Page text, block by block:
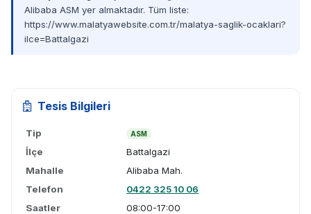
Alibaba ASM yer almaktadır. Tüm liste:
https://www.malatyawebsite.com.tr/malatya-saglik-ocaklari?
ilce=Battalgazi
Tesis Bilgileri
Tip ASM
İlçe
Battalgazi
Mahalle
Alibaba Mah.
Telefon
0422 325 10 06
Saatler
08:00-17:00